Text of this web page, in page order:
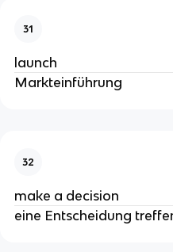
31
launch
Markteinführung
32
make a decision
eine Entscheidung